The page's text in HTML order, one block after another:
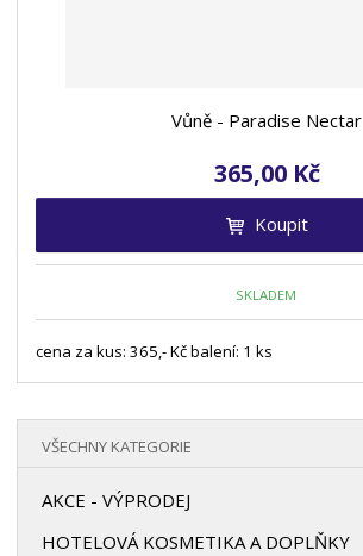
Vůně - Paradise Nectar
365,00 Kč
Koupit
SKLADEM
cena za kus: 365,- Kč balení: 1 ks
VŠECHNY KATEGORIE
AKCE - VÝPRODEJ
HOTELOVÁ KOSMETIKA A DOPLŇKY